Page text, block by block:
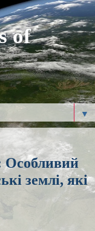
of
▼
землі, які